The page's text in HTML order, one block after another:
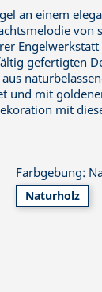
an einem
von
Engelwerkstatt
gefertigten
und mit
mit
Farbgebung:
Naturholz